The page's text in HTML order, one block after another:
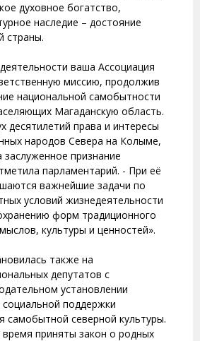
духовное богатство,
наследие – достояние
страны.
ваша Ассоциация
миссию, продолжив
национальной самобытности
Магаданскую область.
десятилетий права и интересы
народов Севера на Колыме,
признание
парламентарий. - При её
важнейшие задачи по
условий жизнедеятельности
форм традиционного
культуры и ценностей».
также на
депутатов с
установлении
поддержки
самобытной северной культуры.
приняты закон о родных